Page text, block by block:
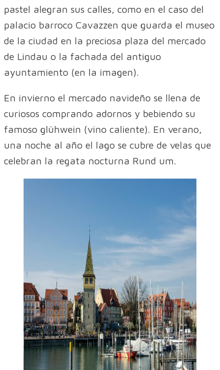
pastel alegran sus calles, como en el caso del
palacio barroco Cavazzen que guarda el museo
de la ciudad en la preciosa plaza del mercado
de Lindau o la fachada del antiguo
ayuntamiento (en la imagen).
En invierno el mercado navideño se llena de
curiosos comprando adornos y bebiendo su
famoso glühwein (vino caliente). En verano,
una noche al año el lago se cubre de velas que
celebran la regata nocturna Rund um.